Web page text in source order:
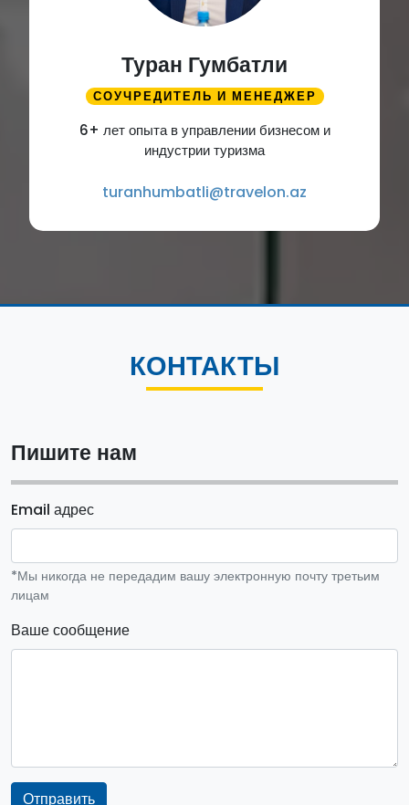
Туран Гумбатли
СОУЧРЕДИТЕЛЬ И МЕНЕДЖЕР
6+ лет опыта в управлении бизнесом и
индустрии туризма
turanhumbatli@travelon.az
КОНТАКТЫ
Пишите нам
Email адрес
*Мы никогда не передадим вашу электронную почту третьим
лицам
Ваше сообщение
Отправить